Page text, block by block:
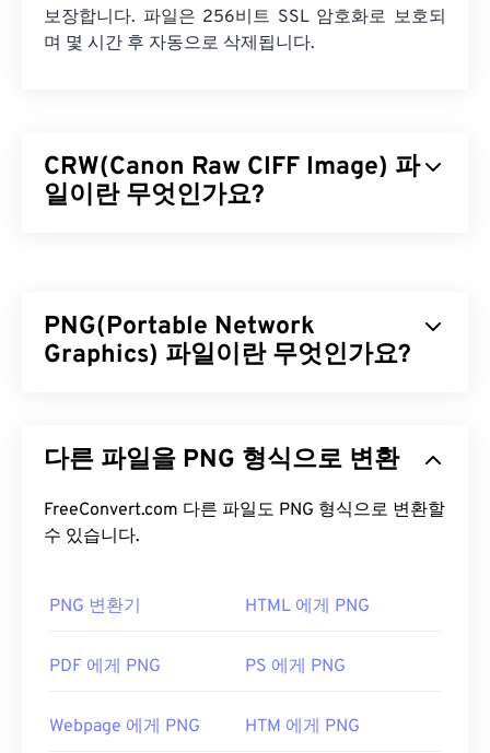
보장합니다. 파일은 256비트 SSL 암호화로 보호되
며 몇 시간 후 자동으로 삭제됩니다.
CRW(Canon Raw CIFF Image) 파
일이란 무엇인가요?
사용합니다.) CRW는 구조적으로 TIFF 파일 형식과
유사합니다. CRW의 장점은 카메라로 촬영한 파일의
자세한 설명을 제공합니다.
CRW 파일을 어떻게 여나요?
Professional
Adobe Lightroom과 Adobe
Microsoft Windows Live Photo Gallery와 같은
PNG(Portable Network
Graphics) 파일이란 무엇인가요?
PNG 이미지는RGB또는 RGBA색상을 사용할 수 있
에 사용하기 적합합니다. PNG는 투명도가 더 높은 애
니메이션도 지원합니다(
는개방형 포맷
PNG 파일을 어떻게 여나요?
일반적으로 PNG 파일은 운영 체제의 기본 이미지 뷰
어에서 열립니다. PNG 파일은 모든 웹 브라우저에서
다른 파일을 PNG 형식으로 변환
FreeConvert.com 다른 파일도 PNG 형식으로 변환할
수 있습니다.
PNG 변환기 HTML 에게 PNG
PDF 에게 PNG PS 에게 PNG
Webpage 에게 PNG HTM 에게 PNG